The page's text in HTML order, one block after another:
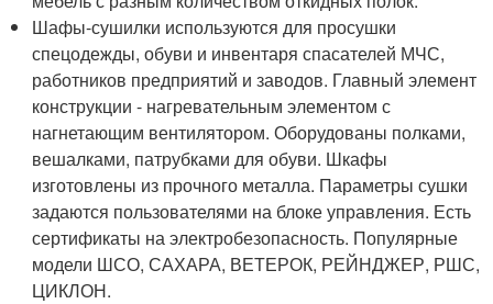
Шафы-сушилки используются для просушки
спецодежды, обуви и инвентаря спасателей МЧС,
работников предприятий и заводов. Главный элемент
конструкции - нагревательным элементом с
нагнетающим вентилятором. Оборудованы полками,
вешалками, патрубками для обуви. Шкафы
изготовлены из прочного металла. Параметры сушки
задаются пользователями на блоке управления. Есть
сертификаты на электробезопасность. Популярные
модели ШСО, САХАРА, ВЕТЕРОК, РЕЙНДЖЕР, РШС,
ЦИКЛОН.